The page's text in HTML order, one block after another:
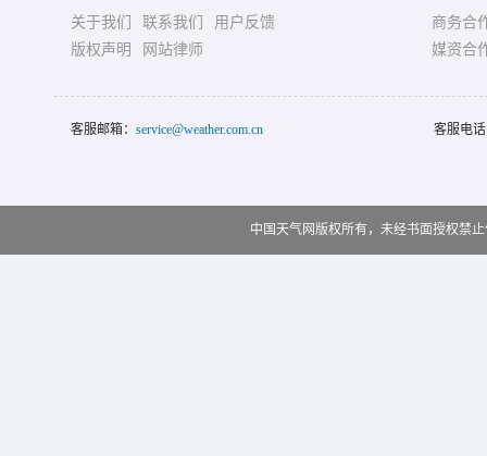
关于我们 联系我们
用户反馈
版权声明
网站律师
商务合
媒资合
客服邮箱： service@weather.com.cn 客服电
中国天气网版权所有，未经书面授权